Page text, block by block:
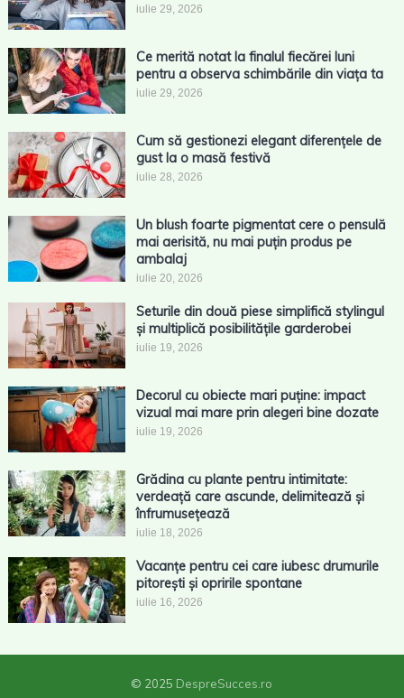
iulie 29, 2026
Ce merită notat la finalul fiecărei luni
pentru a observa schimbările din viața ta
iulie 29, 2026
Cum să gestionezi elegant diferențele de
gust la o masă festivă
iulie 28, 2026
Un blush foarte pigmentat cere o pensulă
mai aerisită, nu mai puțin produs pe
ambalaj
iulie 20, 2026
Seturile din două piese simplifică stylingul
și multiplică posibilitățile garderobei
iulie 19, 2026
Decorul cu obiecte mari puține: impact
vizual mai mare prin alegeri bine dozate
iulie 19, 2026
Grădina cu plante pentru intimitate:
verdeață care ascunde, delimitează și
înfrumusețează
iulie 18, 2026
Vacanțe pentru cei care iubesc drumurile
pitorești și opririle spontane
iulie 16, 2026
© 2025 DespreSucces.ro